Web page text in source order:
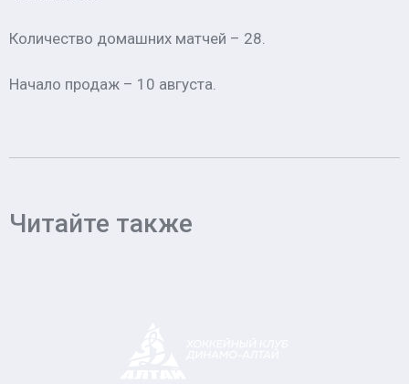
Количество домашних матчей – 28.
Начало продаж – 10 августа.
Читайте также